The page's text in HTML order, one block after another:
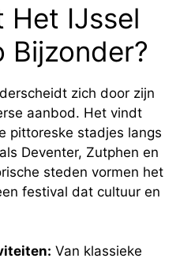
Het IJssel
Bijzonder?
zich door zijn
aanbod. Het vindt
pittoreske stadjes langs
Deventer, Zutphen en
steden vormen het
festival dat cultuur en
Van klassieke